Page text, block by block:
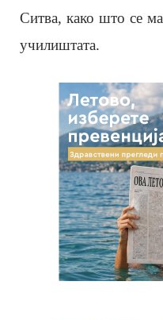
Ситва, како што се
училиштата.